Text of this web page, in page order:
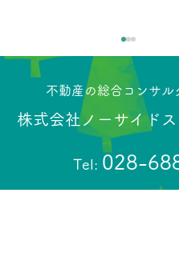
【売土地】宇都宮市
通り２丁目 成約予
不動産の総合コンサル
株式会社ノーサイドス
Tel: 028-